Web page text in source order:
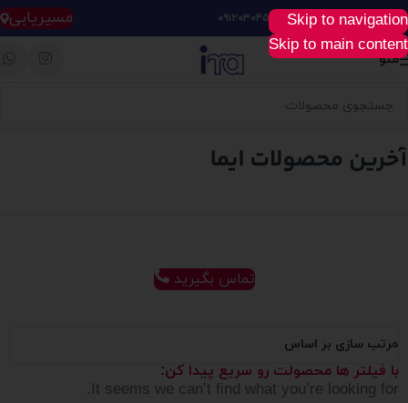
Skip to navigation
Skip to main content
خرید آسان، سریع و راحت : ۰۹۱۲۰۳۰۴۵۲۸ مسیریابی
منو
تماس بگیرید
مرتب سازی بر اساس
با فیلتر ها محصولت رو سریع پیدا کن:
It seems we can’t find what you’re looking for.